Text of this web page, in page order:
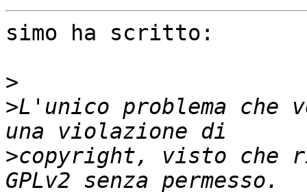
simo ha scritto:
>
>L'unico problema che
>copyright, visto